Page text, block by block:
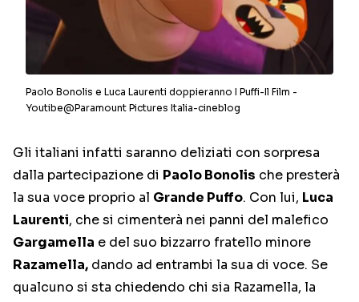
Paolo Bonolis e Luca Laurenti doppieranno I Puffi-Il Film -
Youtibe@Paramount Pictures Italia-cineblog
Gli italiani infatti saranno deliziati con sorpresa
dalla partecipazione di Paolo Bonolis che presterà
la sua voce proprio al Grande Puffo. Con lui, Luca
Laurenti, che si cimenterà nei panni del malefico
Gargamella e del suo bizzarro fratello minore
Razamella, dando ad entrambi la sua di voce. Se
qualcuno si sta chiedendo chi sia Razamella, la